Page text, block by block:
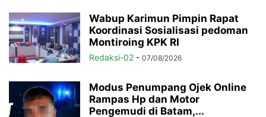
Wabup Karimun Pimpin Rapat
Koordinasi Sosialisasi pedoman
Montiroing KPK RI
Redaksi-02 - 07/08/2026
Modus Penumpang Ojek Online
Rampas Hp dan Motor
Pengemudi di Batam,...